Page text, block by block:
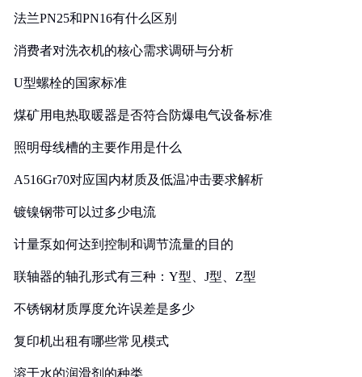
法兰PN25和PN16有什么区别
消费者对洗衣机的核心需求调研与分析
U型螺栓的国家标准
煤矿用电热取暖器是否符合防爆电气设备标准
照明母线槽的主要作用是什么
A516Gr70对应国内材质及低温冲击要求解析
镀镍钢带可以过多少电流
计量泵如何达到控制和调节流量的目的
联轴器的轴孔形式有三种：Y型、J型、Z型
不锈钢材质厚度允许误差是多少
复印机出租有哪些常见模式
溶于水的润滑剂的种类